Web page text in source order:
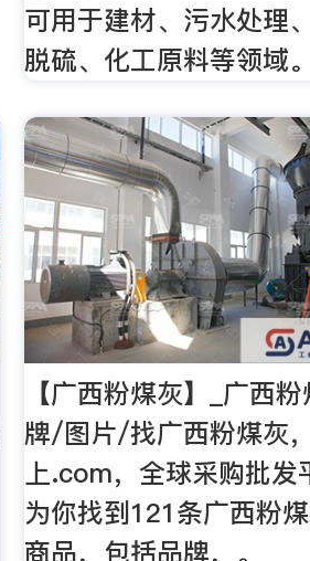
可用于建材、污水处理
脱硫、化工原料等领域。
【广西粉煤灰】_广西
牌/图片/找广西粉煤灰，
上.com，全球采购批发
为你找到121条广西粉
商品，包括品牌，。